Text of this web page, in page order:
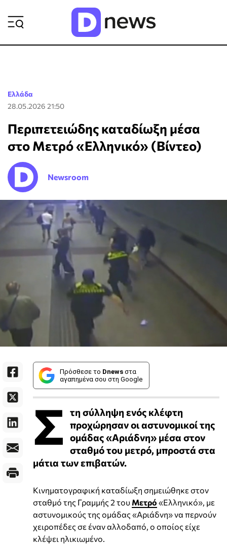
Ελλάδα
28.05.2026 21:50
Περιπετειώδης καταδίωξη μέσα
στο Μετρό «Ελληνικό» (Βίντεο)
Newsroom
Πρόσθεσε το Dnews στα
αγαπημένα σου στη Google
Σ τη σύλληψη ενός κλέφτη
προχώρησαν οι αστυνομικοί της
ομάδας «Αριάδνη» μέσα στον
σταθμό του μετρό, μπροστά στα
μάτια των επιβατών.
Κινηματογραφική καταδίωξη σημειώθηκε στον
σταθμό της Γραμμής 2 του Μετρό «Ελληνικό», με
αστυνομικούς της ομάδας «Αριάδνη» να περνούν
χειροπέδες σε έναν αλλοδαπό, ο οποίος είχε
κλέψει ηλικιωμένο.